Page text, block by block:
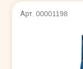
Арт. 00001198